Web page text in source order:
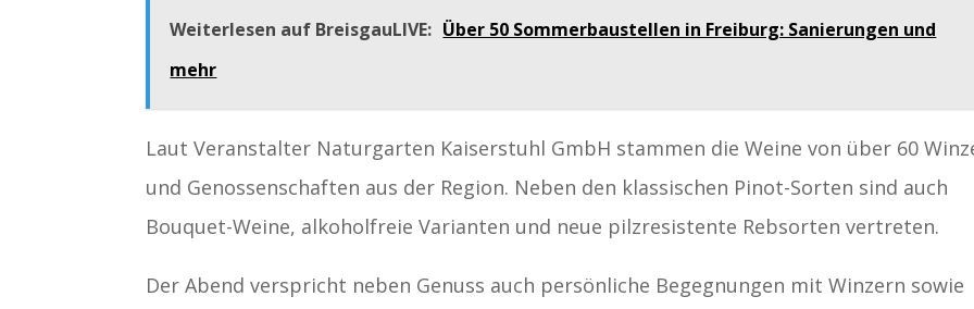
Weiterlesen auf BreisgauLIVE: Über 50 Sommerbaustellen in Freiburg: Sanierungen und
mehr
Laut Veranstalter Naturgarten Kaiserstuhl GmbH stammen die Weine von über 60
und Genossenschaften aus der Region. Neben den klassischen Pinot-Sorten sind auch
Bouquet-Weine, alkoholfreie Varianten und neue pilzresistente Rebsorten vertreten.
Der Abend verspricht neben Genuss auch persönliche Begegnungen mit Winzern sowie